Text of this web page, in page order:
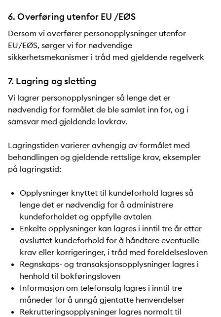
6. Overføring utenfor EU /EØS
Dersom vi overfører personopplysninger utenfor
EU/EØS, sørger vi for nødvendige
sikkerhetsmekanismer i tråd med gjeldende regelverk
7. Lagring og sletting
Vi lagrer personopplysninger så lenge det er
nødvendig for formålet de ble samlet inn for, og i
samsvar med gjeldende lovkrav.
Lagringstiden varierer avhengig av formålet med
behandlingen og gjeldende rettslige krav, eksempler
på lagringstid:
Opplysninger knyttet til kundeforhold lagres så
lenge det er nødvendig for å administrere
kundeforholdet og oppfylle avtalen
Enkelte opplysninger kan lagres i inntil tre år etter
avsluttet kundeforhold for å håndtere eventuelle
krav eller korrigeringer, i tråd med foreldelsesloven
Regnskaps- og transaksjonsopplysninger lagres i
henhold til bokføringsloven
Informasjon om telefonsalg lagres i inntil tre
måneder for å unngå gjentatte henvendelser
Rekrutteringsopplysninger lagres normalt til